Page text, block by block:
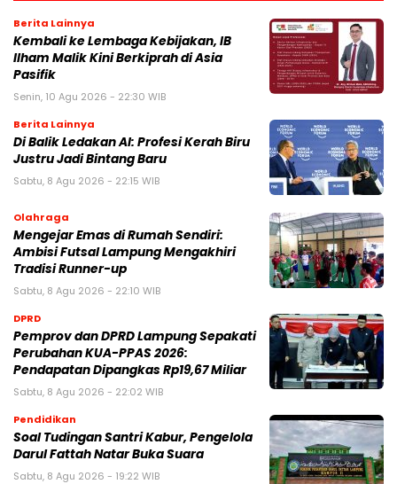
Berita Lainnya
Kembali ke Lembaga Kebijakan, IB
Ilham Malik Kini Berkiprah di Asia
Pasifik
Senin, 10 Agu 2026 - 22:30 WIB
Berita Lainnya
Di Balik Ledakan AI: Profesi Kerah Biru
Justru Jadi Bintang Baru
Sabtu, 8 Agu 2026 - 22:15 WIB
Olahraga
Mengejar Emas di Rumah Sendiri:
Ambisi Futsal Lampung Mengakhiri
Tradisi Runner-up
Sabtu, 8 Agu 2026 - 22:10 WIB
DPRD
Pemprov dan DPRD Lampung Sepakati
Perubahan KUA-PPAS 2026:
Pendapatan Dipangkas Rp19,67 Miliar
Sabtu, 8 Agu 2026 - 22:02 WIB
Pendidikan
Soal Tudingan Santri Kabur, Pengelola
Darul Fattah Natar Buka Suara
Sabtu, 8 Agu 2026 - 19:22 WIB